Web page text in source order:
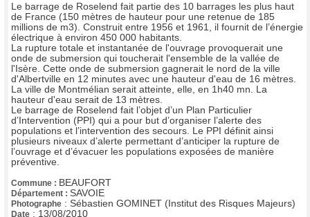
Le barrage de Roselend fait partie des 10 barrages les plus haut
de France (150 mètres de hauteur pour une retenue de 185
millions de m3). Construit entre 1956 et 1961, il fournit de l’énergie
électrique à environ 450 000 habitants.
La rupture totale et instantanée de l'ouvrage provoquerait une
onde de submersion qui toucherait l'ensemble de la vallée de
l'Isère. Cette onde de submersion gagnerait le nord de la ville
d'Albertville en 12 minutes avec une hauteur d'eau de 16 mètres.
La ville de Montmélian serait atteinte, elle, en 1h40 mn. La
hauteur d'eau serait de 13 mètres.
Le barrage de Roselend fait l’objet d’un Plan Particulier
d’Intervention (PPI) qui a pour but d’organiser l’alerte des
populations et l’intervention des secours. Le PPI définit ainsi
plusieurs niveaux d’alerte permettant d’anticiper la rupture de
l’ouvrage et d’évacuer les populations exposées de manière
préventive.
Commune : BEAUFORT
Département : SAVOIE
Photographe : Sébastien GOMINET (Institut des Risques Majeurs)
Date : 13/08/2010